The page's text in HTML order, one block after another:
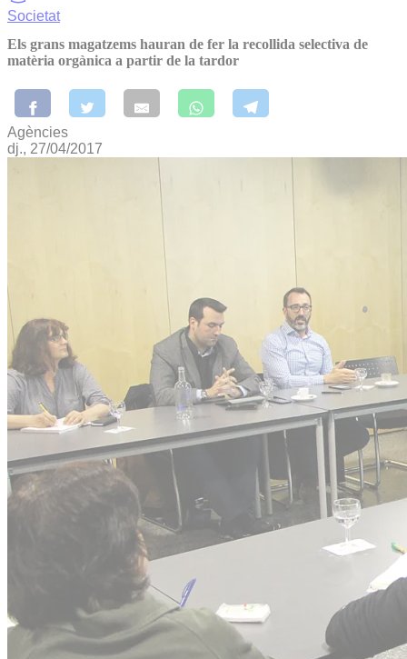
Societat
Els grans magatzems hauran de fer la recollida selectiva de
matèria orgànica a partir de la tardor
Agències
dj., 27/04/2017